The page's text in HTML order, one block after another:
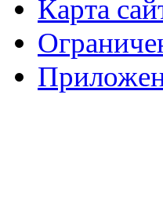
Карта